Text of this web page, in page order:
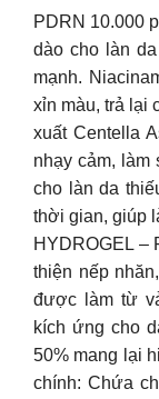
PDRN 10.000
dào cho làn
mạnh.
xỉn màu, trả lại
xuất Centella
nhạy cảm, làm
cho làn da
thời gian, giúp
HYDROGEL –
thiện nếp
được làm từ
kích ứng cho
50% mang lại
chính: Chứa